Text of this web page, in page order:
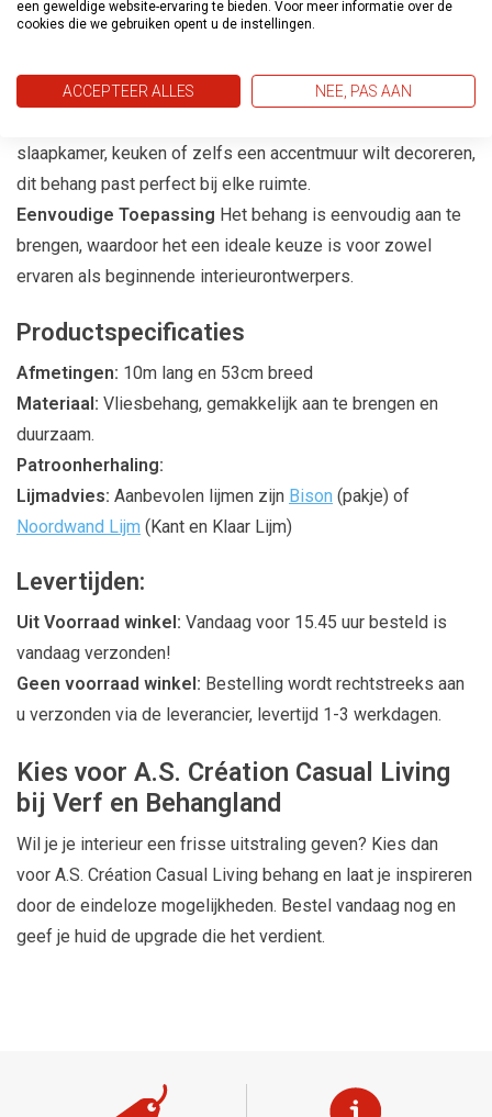
Casual Living is gemaakt van hoogwaardige materialen die
uitstraling bieden.
slaapkamer, keuken of zelfs een accentmuur wilt decoreren,
dit behang past perfect bij elke ruimte.
Eenvoudige Toepassing Het behang is eenvoudig aan te
brengen, waardoor het een ideale keuze is voor zowel
ervaren als beginnende interieurontwerpers.
Productspecificaties
Afmetingen: 10m lang en 53cm breed
Materiaal: Vliesbehang, gemakkelijk aan te brengen en
duurzaam.
Patroonherhaling:
Lijmadvies: Aanbevolen lijmen zijn Bison (pakje) of
Noordwand Lijm (Kant en Klaar Lijm)
Levertijden:
Uit Voorraad winkel: Vandaag voor 15.45 uur besteld is
vandaag verzonden!
Geen voorraad winkel: Bestelling wordt rechtstreeks aan
u verzonden via de leverancier, levertijd 1-3 werkdagen.
Kies voor A.S. Création Casual Living
bij Verf en Behangland
Wil je je interieur een frisse uitstraling geven? Kies dan
voor A.S. Création Casual Living behang en laat je inspireren
door de eindeloze mogelijkheden. Bestel vandaag nog en
geef je huid de upgrade die het verdient.
een geweldige website-ervaring te bieden. Voor meer informatie over de
cookies die we gebruiken opent u de instellingen.
ACCEPTEER ALLES NEE, PAS AAN